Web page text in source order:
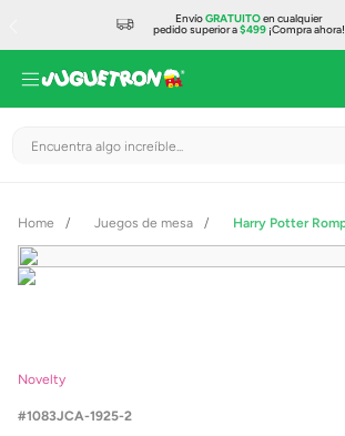
EnvíoGRATUITOen cualquier
pedido superior a$499¡Compra ahora!
Encuentra algo increíble...
Juegos de mesa
Novelty
1083JCA-1925-2